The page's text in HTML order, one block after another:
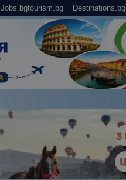
Jobs.bgtourism.bg Destinations.bg